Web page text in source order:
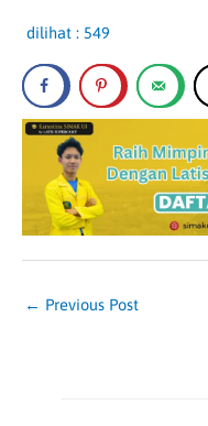
dilihat : 549
← Previous Post